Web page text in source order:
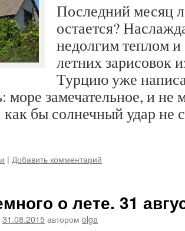
Последний месяц
остается?
недолгим теплом и
летних зарисовок
Турцию уже
море замечательное, и не
бы солнечный удар не
| Добавить комментарий
о лете. 31
31.08.2015автором olga